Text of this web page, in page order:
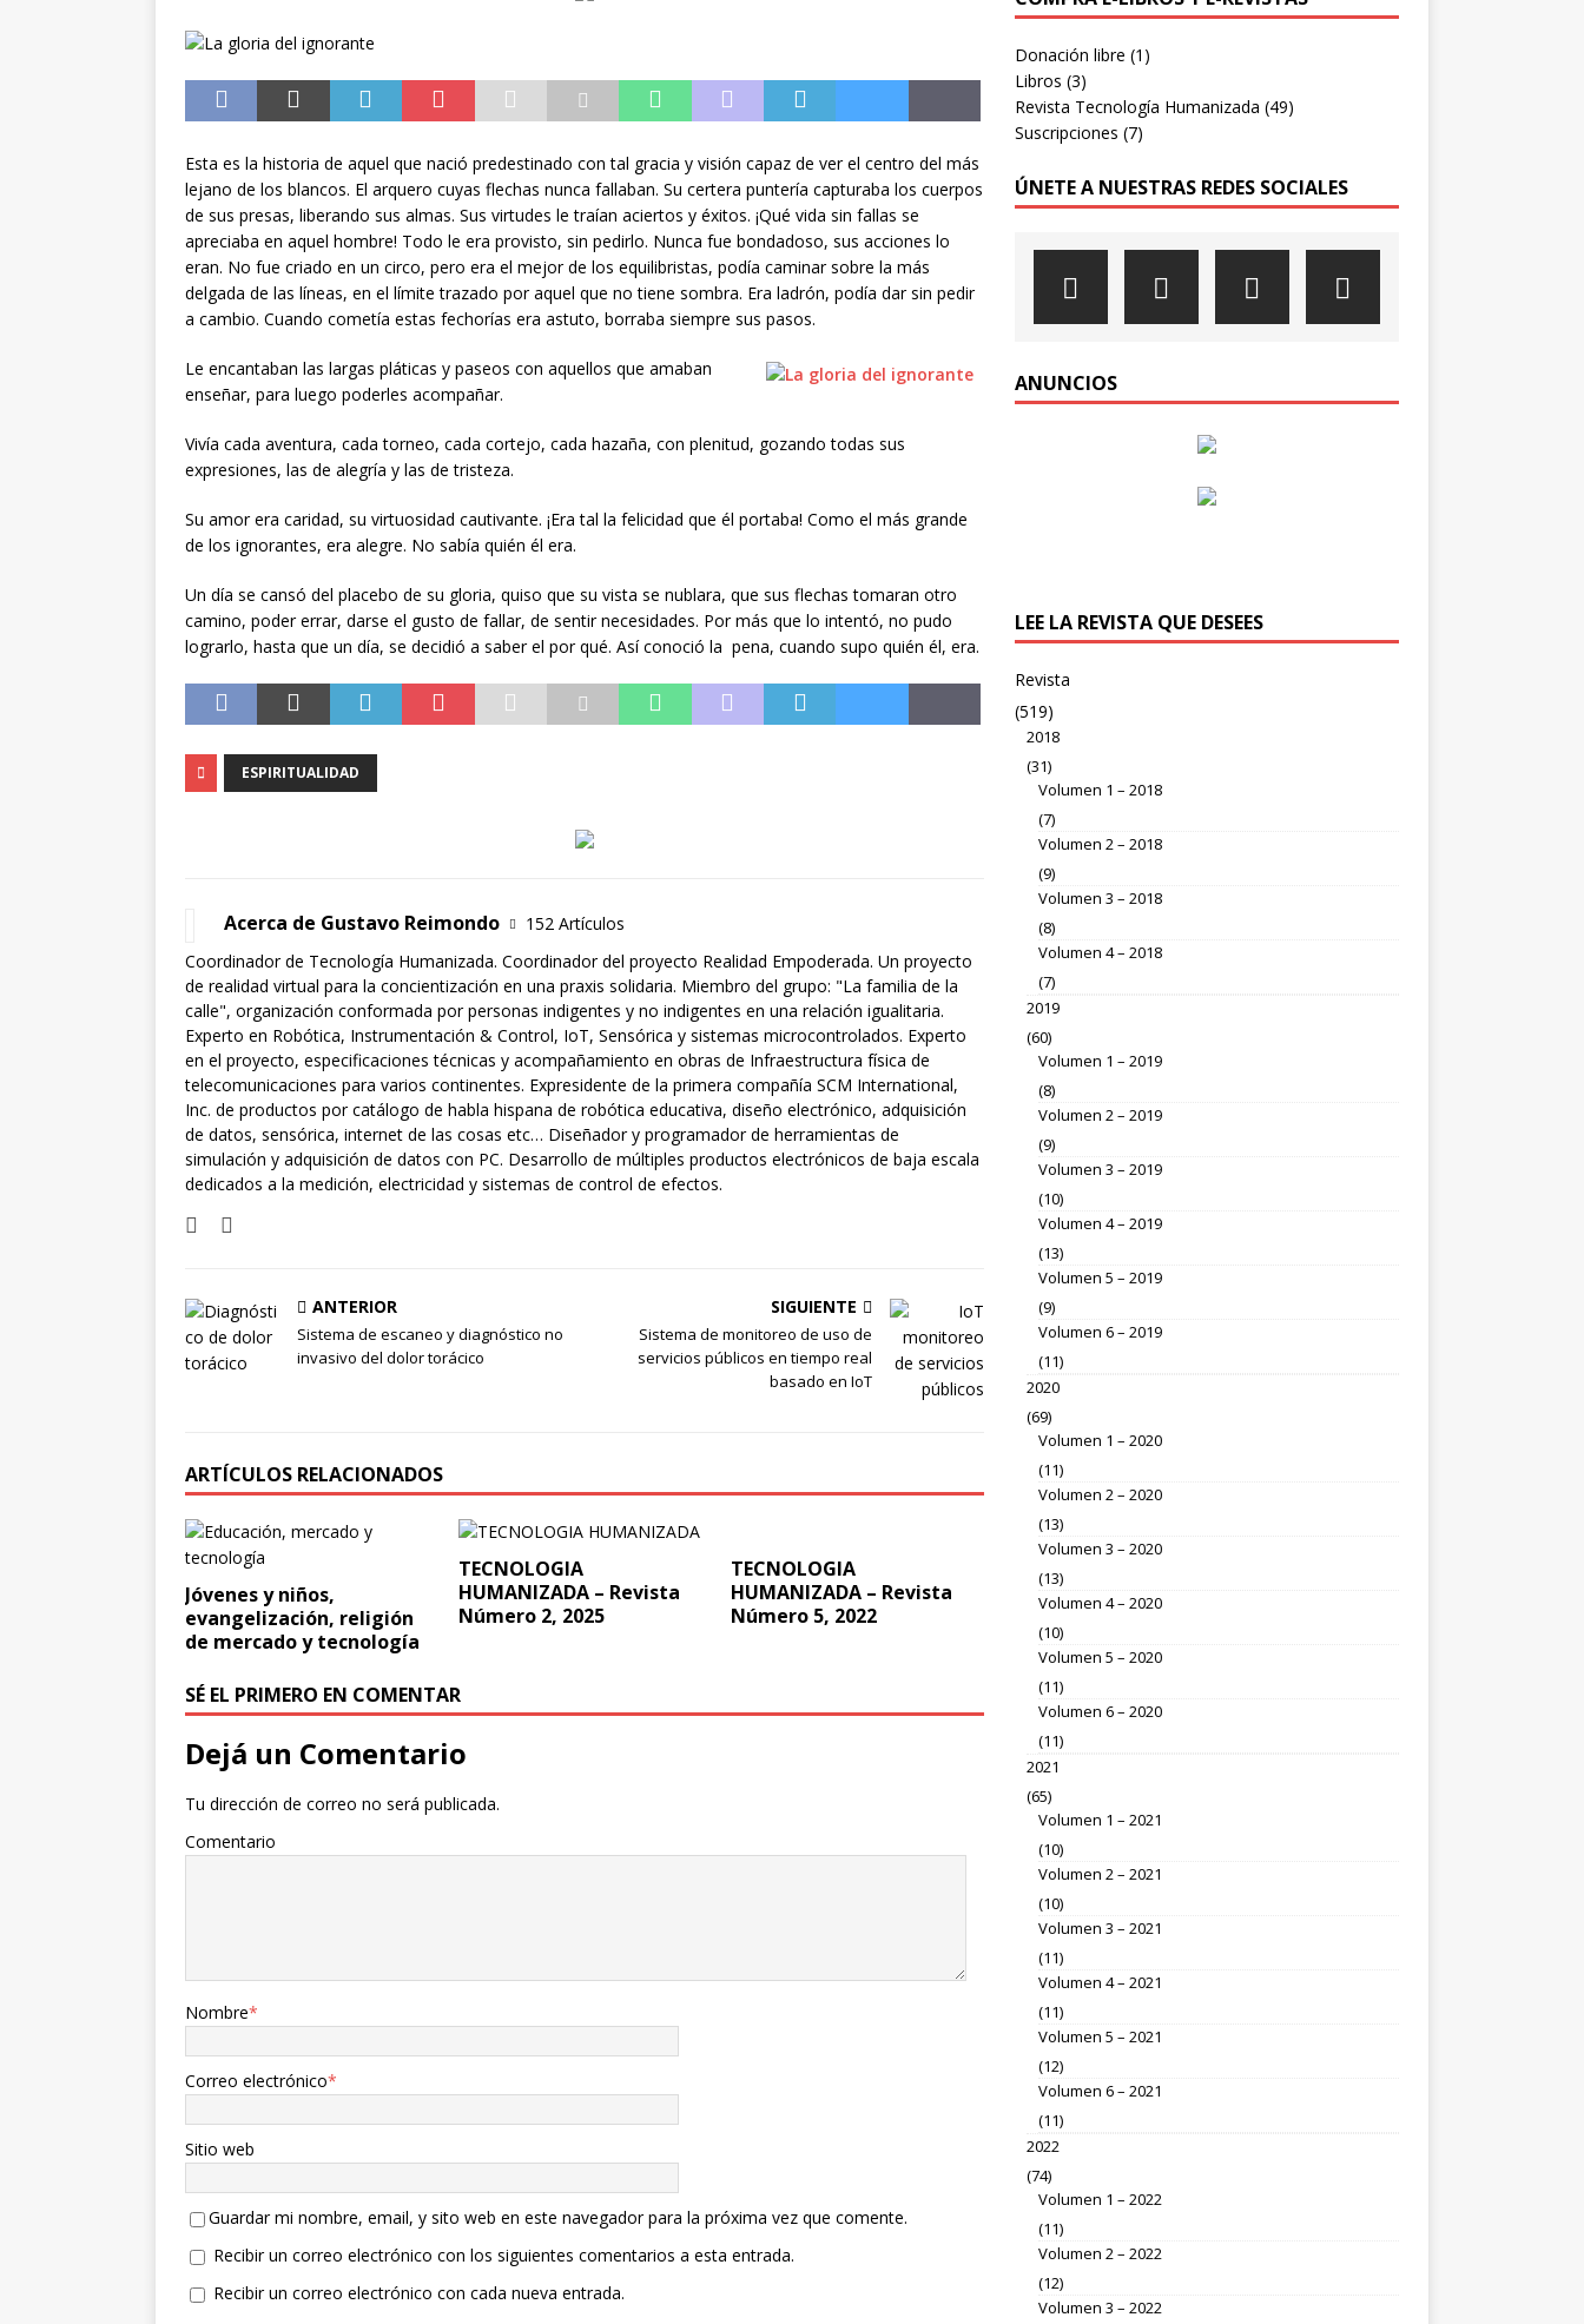
TECNOLOGIA HUMANIZADA – Revista Número 3, 2026
2026
Esta es la historia de aquel que nació predestinado con tal gracia y visión capaz de ver el centro del más
lejano de los blancos. El arquero cuyas flechas nunca fallaban. Su certera puntería capturaba los cuerpos
de sus presas, liberando sus almas. Sus virtudes le traían aciertos y éxitos. ¡Qué vida sin fallas se
apreciaba en aquel hombre! Todo le era provisto, sin pedirlo. Nunca fue bondadoso, sus acciones lo
eran. No fue criado en un circo, pero era el mejor de los equilibristas, podía caminar sobre la más
delgada de las líneas, en el límite trazado por aquel que no tiene sombra. Era ladrón, podía dar sin pedir
a cambio. Cuando cometía estas fechorías era astuto, borraba siempre sus pasos.
Le encantaban las largas pláticas y paseos con aquellos que amaban
enseñar, para luego poderles acompañar.
Vivía cada aventura, cada torneo, cada cortejo, cada hazaña, con plenitud, gozando todas sus
expresiones, las de alegría y las de tristeza.
Su amor era caridad, su virtuosidad cautivante. ¡Era tal la felicidad que él portaba! Como el más grande
de los ignorantes, era alegre. No sabía quién él era.
Un día se cansó del placebo de su gloria, quiso que su vista se nublara, que sus flechas tomaran otro
camino, poder errar, darse el gusto de fallar, de sentir necesidades. Por más que lo intentó, no pudo
lograrlo, hasta que un día, se decidió a saber el por qué. Así conoció la pena, cuando supo quién él, era.
ESPIRITUALIDAD
Acerca de Gustavo Reimondo
152 Artículos
Coordinador de Tecnología Humanizada. Coordinador del proyecto Realidad Empoderada. Un proyecto
de realidad virtual para la concientización en una praxis solidaria. Miembro del grupo: "La familia de la
calle", organización conformada por personas indigentes y no indigentes en una relación igualitaria.
Experto en Robótica, Instrumentación & Control, IoT, Sensórica y sistemas microcontrolados. Experto
en el proyecto, especificaciones técnicas y acompañamiento en obras de Infraestructura física de
telecomunicaciones para varios continentes. Expresidente de la primera compañía SCM International,
Inc. de productos por catálogo de habla hispana de robótica educativa, diseño electrónico, adquisición
de datos, sensórica, internet de las cosas etc… Diseñador y programador de herramientas de
simulación y adquisición de datos con PC. Desarrollo de múltiples productos electrónicos de baja escala
dedicados a la medición, electricidad y sistemas de control de efectos.
ANTERIOR
Sistema de escaneo y diagnóstico no
invasivo del dolor torácico
SIGUIENTE
Sistema de monitoreo de uso de
servicios públicos en tiempo real
basado en IoT
ARTÍCULOS RELACIONADOS
Jóvenes y niños,
evangelización, religión
de mercado y tecnología
TECNOLOGIA
HUMANIZADA – Revista
Número 2, 2025
TECNOLOGIA
HUMANIZADA – Revista
Número 5, 2022
SÉ EL PRIMERO EN COMENTAR
Dejá un Comentario
Tu dirección de correo no será publicada.
Comentario
Nombre*
Correo electrónico*
Sitio web
Guardar mi nombre, email, y sito web en este navegador para la próxima vez que comente.
Recibir un correo electrónico con los siguientes comentarios a esta entrada.
Recibir un correo electrónico con cada nueva entrada.
Donación libre (1)
Libros (3)
Revista Tecnología Humanizada (49)
Suscripciones (7)
ÚNETE A NUESTRAS REDES SOCIALES
ANUNCIOS
LEE LA REVISTA QUE DESEES
Revista
(519)
2018
(31)
Volumen 1 – 2018
(7)
Volumen 2 – 2018
(9)
Volumen 3 – 2018
(8)
Volumen 4 – 2018
(7)
2019
(60)
Volumen 1 – 2019
(8)
Volumen 2 – 2019
(9)
Volumen 3 – 2019
(10)
Volumen 4 – 2019
(13)
Volumen 5 – 2019
(9)
Volumen 6 – 2019
(11)
2020
(69)
Volumen 1 – 2020
(11)
Volumen 2 – 2020
(13)
Volumen 3 – 2020
(13)
Volumen 4 – 2020
(10)
Volumen 5 – 2020
(11)
Volumen 6 – 2020
(11)
2021
(65)
Volumen 1 – 2021
(10)
Volumen 2 – 2021
(10)
Volumen 3 – 2021
(11)
Volumen 4 – 2021
(11)
Volumen 5 – 2021
(12)
Volumen 6 – 2021
(11)
2022
(74)
Volumen 1 – 2022
(11)
Volumen 2 – 2022
(12)
Volumen 3 – 2022